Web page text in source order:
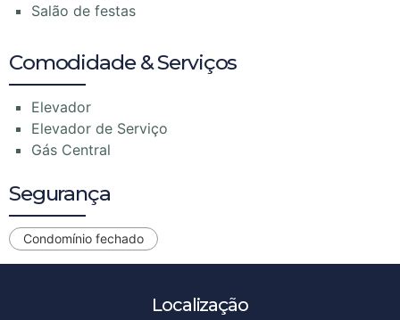
Salão de festas
Comodidade & Serviços
Elevador
Elevador de Serviço
Gás Central
Segurança
Condomínio fechado
Localização